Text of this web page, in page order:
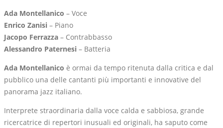
Ada Montellanico – Voce
Enrico Zanisi – Piano
Jacopo Ferrazza – Contrabbasso
Alessandro Paternesi – Batteria
Ada Montellanico è ormai da tempo ritenuta dalla critica e dal
pubblico una delle cantanti più importanti e innovative del
panorama jazz italiano.
Interprete straordinaria dalla voce calda e sabbiosa, grande
ricercatrice di repertori inusuali ed originali, ha saputo come